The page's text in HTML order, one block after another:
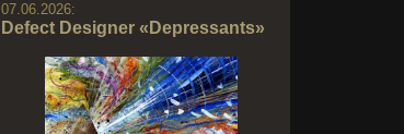
07.06.2026:
Defect Designer «Depressants»